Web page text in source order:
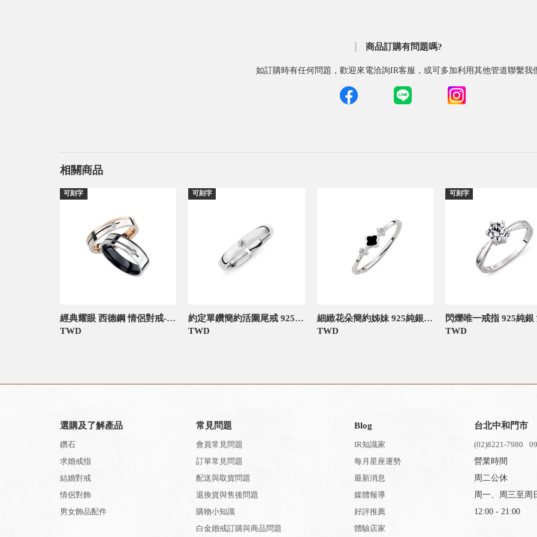
商品訂購有問題嗎?
如訂購時有任何問題，歡迎來電洽詢IR客服，或可多加利用其他管道聯繫我
相關商品
可刻字
經典耀眼 西德鋼 情侶對戒-官網限定
TWD
可刻字
約定單鑽簡約活圍尾戒 925純銀 女款戒指
TWD
細緻花朵簡約姊妹 925純銀 女款戒指
TWD
可刻字
TWD
選購及了解產品
鑽石
求婚戒指
結婚對戒
情侶對飾
男女飾品配件
常見問題
會員常見問題
訂單常見問題
配送與取貨問題
退換貨與售後問題
購物小知識
白金婚戒訂購與商品問題
Blog
IR知識家
每月星座運勢
最新消息
媒體報導
好評推薦
體驗店家
台北中和門市
(02)8221-7980
營業時間
周二公休
周一、周三至周
12:00 - 21:00